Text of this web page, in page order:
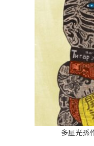
多屋光孫